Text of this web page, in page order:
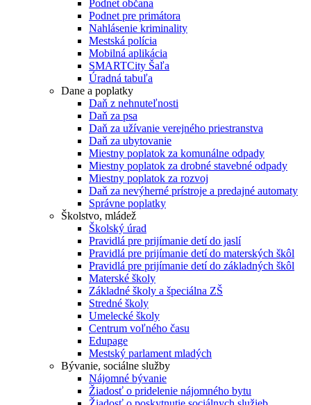
Podnet občana
Podnet pre primátora
Nahlásenie kriminality
Mestská polícia
Mobilná aplikácia
SMARTCity Šaľa
Úradná tabuľa
Dane a poplatky
Daň z nehnuteľnosti
Daň za psa
Daň za užívanie verejného priestranstva
Daň za ubytovanie
Miestny poplatok za komunálne odpady
Miestny poplatok za drobné stavebné odpady
Miestny poplatok za rozvoj
Daň za nevýherné prístroje a predajné automaty
Správne poplatky
Školstvo, mládež
Školský úrad
Pravidlá pre prijímanie detí do jaslí
Pravidlá pre prijímanie detí do materských škôl
Pravidlá pre prijímanie detí do základných škôl
Materské školy
Základné školy a špeciálna ZŠ
Stredné školy
Umelecké školy
Centrum voľného času
Edupage
Mestský parlament mladých
Bývanie, sociálne služby
Nájomné bývanie
Žiadosť o pridelenie nájomného bytu